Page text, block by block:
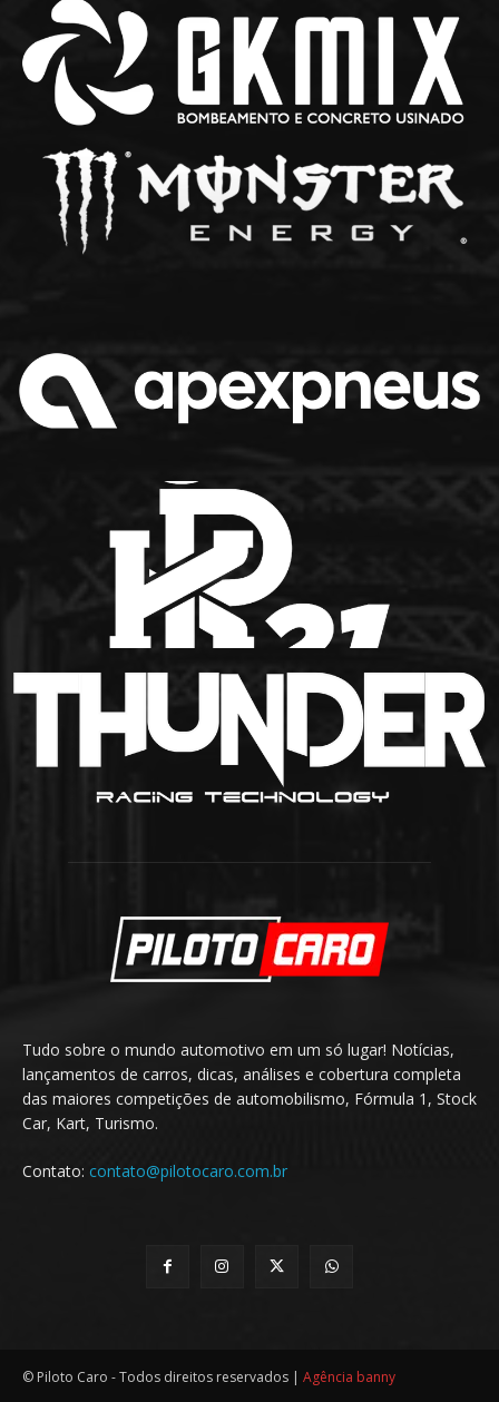
Tudo sobre o mundo automotivo em um só lugar! Notícias,
lançamentos de carros, dicas, análises e cobertura completa
das maiores competições de automobilismo, Fórmula 1, Stock
Car, Kart, Turismo.
Contato: contato@pilotocaro.com.br
© Piloto Caro - Todos direitos reservados | Agência banny